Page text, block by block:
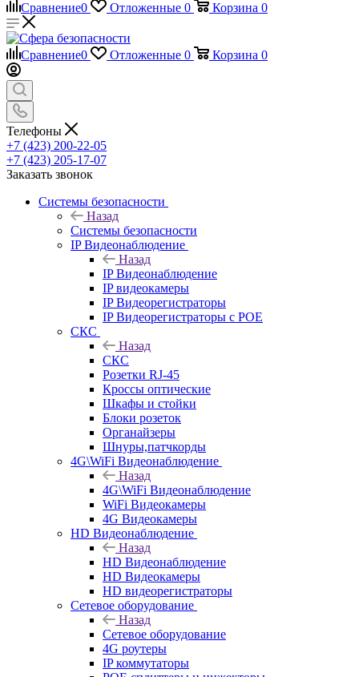
Сравнение0 Отложенные 0 Корзина 0
Сравнение0 Отложенные 0 Корзина 0
Телефоны
+7 (423) 200-22-05
+7 (423) 205-17-07
Заказать звонок
Системы безопасности
Назад
Системы безопасности
IP Видеонаблюдение
Назад
IP Видеонаблюдение
IP видеокамеры
IP Видеорегистраторы
IP Видеорегистраторы с POE
СКС
Назад
СКС
Розетки RJ-45
Кроссы оптические
Шкафы и стойки
Блоки розеток
Органайзеры
Шнуры,патчкорды
4G\WiFi Видеонаблюдение
Назад
4G\WiFi Видеонаблюдение
WiFi Видеокамеры
4G Видеокамеры
HD Видеонаблюдение
Назад
HD Видеонаблюдение
HD Видеокамеры
HD видеорегистраторы
Сетевое оборудование
Назад
Сетевое оборудование
4G роутеры
IP коммутаторы